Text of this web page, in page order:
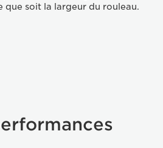
que soit la largeur du rouleau.